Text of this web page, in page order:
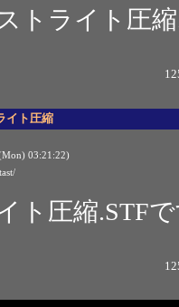
トライト圧
イト圧縮
03:21:22)
ト圧縮.STF